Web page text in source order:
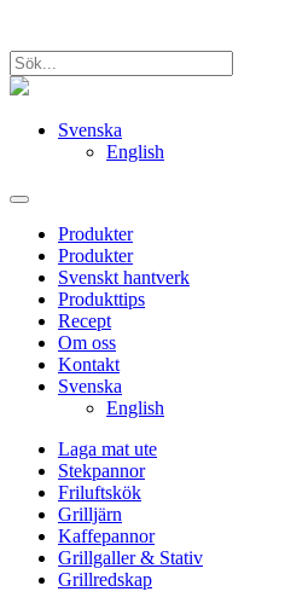
Svenska
English
Produkter
Produkter
Svenskt hantverk
Produkttips
Recept
Om oss
Kontakt
Svenska
English
Laga mat ute
Stekpannor
Friluftskök
Grilljärn
Kaffepannor
Grillgaller & Stativ
Grillredskap